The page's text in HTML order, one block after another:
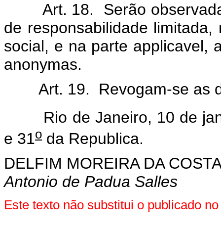
Art. 18. Serão
de responsabilidade
social, e na parte applicavel,
anonymas.
Art. 19. Revogam-se as
Rio de Janeiro, 10 de
e 31o da Republica.
DELFIM MOREIRA DA
Antonio de Padua Salles
Este texto não substitui o publicado